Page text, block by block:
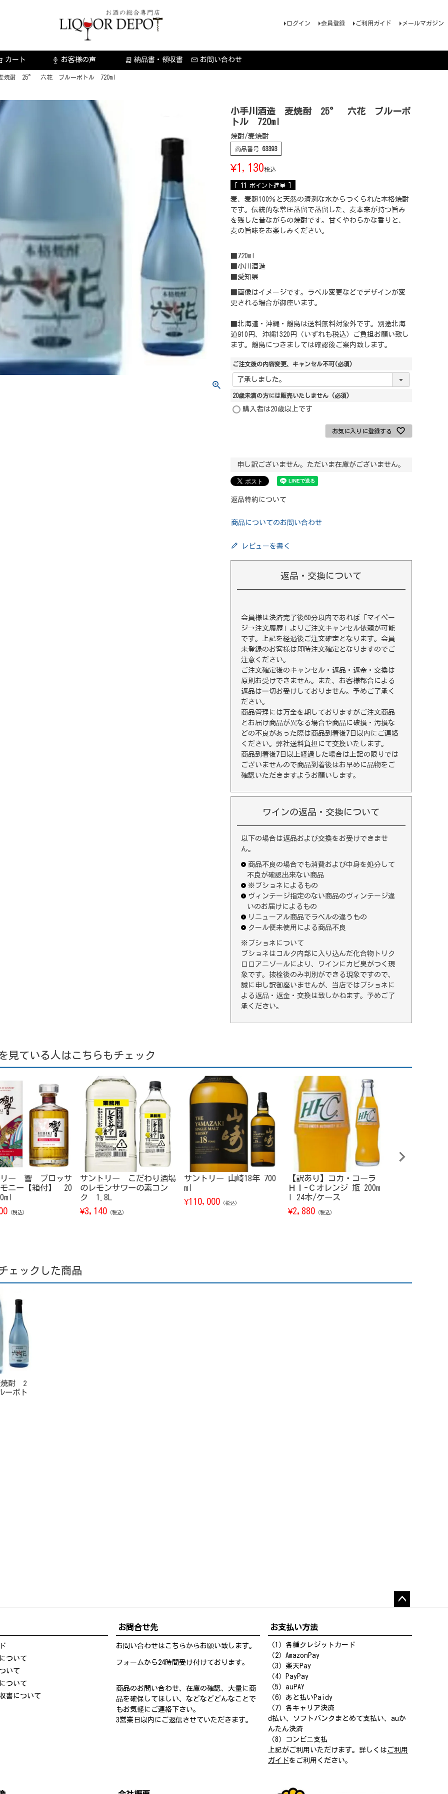
ログイン 会員登録 ご利用ガイド メールマガジン
カート settings_voice お客様の声 receipt_long 納品書・領収書 お問い合わせ
焼酎 25° 六花 ブルーボトル 720ml
小手川酒造 麦焼酎 25° 六花 ブルーボ
トル 720ml
焼酎/麦焼酎
商品番号 63393
¥1,130税込
11 ポイント進呈 ]
麦、麦麹100％と天然の清洌な水からつくられた本格焼酎
です。伝統的な常圧蒸留で蒸留した、麦本来が持つ旨み
を残した昔ながらの焼酎です。甘くやわらかな香りと、
麦の旨味をお楽しみください。
■720ml
■小川酒造
■愛知県
■画像はイメージです。ラベル変更などでデザインが変
更される場合が御座います。
■北海道・沖縄・離島は送料無料対象外です。別途北海
道910円、沖縄1320円（いずれも税込）ご負担お願い致し
ます。離島につきましては確認後ご案内致します。
ご注文後の内容変更、キャンセル不可(必須)
20歳未満の方には販売いたしません (必須)
購入者は20歳以上です
お気に入りに登録する
申し訳ございません。ただいま在庫がございません。
返品特約について
商品についてのお問い合わせ
レビューを書く
返品・交換について
会員様は決済完了後60分以内であれば 「マイペー
ジ→注文履歴」 よりご注文キャンセル依頼が可能
です。上記を経過後ご注文確定となります。会員
未登録のお客様は即時注文確定となりますのでご
注意ください。
ご注文確定後のキャンセル・返品・返金・交換は
原則お受けできません。また、お客様都合による
返品は一切お受けしておりません。予めご了承く
ださい。
商品管理には万全を期しておりますがご注文商品
とお届け商品が異なる場合や商品に破損・汚損な
どの不良があった際は商品到着後7日以内にご連絡
ください。弊社送料負担にて交換いたします。
商品到着後7日以上経過した場合は上記の限りでは
ございませんので商品到着後はお早めに品物をご
確認いただきますようお願いします。
ワインの返品・交換について
以下の場合は返品および交換をお受けできませ
ん。
商品不良の場合でも消費および中身を処分して
不良が確認出来ない商品
※ブショネによるもの
ヴィンテージ指定のない商品のヴィンテージ違
いのお届けによるもの
リニューアル商品でラベルの違うもの
クール便未使用による商品不良
※ブショネについて
ブショネはコルク内部に入り込んだ化合物トリク
ロロアニゾールにより、ワインにカビ臭がつく現
象です。抜栓後のみ判別ができる現象ですので、
誠に申し訳御座いませんが、当店ではブショネに
よる返品・返金・交換は致しかねます。予めご了
承ください。
見ている人はこちらもチェック
リー 響 ブロッサ
ニー【箱付】 20
（税込）
サントリー こだわり酒場
のレモンサワーの素コン
ク 1.8L
¥3,140 （税込）
サントリー 山崎18年 700
ml
¥110,000 （税込）
【訳あり】コカ・コーラ
ＨＩ-Ｃオレンジ 瓶 200m
l 24本/ケース
¥2,880 （税込）
ェックした商品
焼酎 2
ボト
ップ
ついて
いて
ついて
書について
お問合せ先
お問い合わせは こちらからお願い致します。
フォームから24時間受け付けております。
商品のお問い合わせ、在庫の確認、大量に商
品を確保してほしい、などなどどんなことで
もお気軽にご連絡下さい。
3営業日以内にご返信させていただきます。
お支払い方法
（1）各種クレジットカード
（2）AmazonPay
（3）楽天Pay
（4）PayPay
（5）auPAY
（6）あと払いPaidy
（7）各キャリア決済
d払い、ソフトバンクまとめて支払い、auか
んたん決済
（8）コンビニ支払
上記がご利用いただけます。詳しくは ご利用
ガイドをご利用ください。